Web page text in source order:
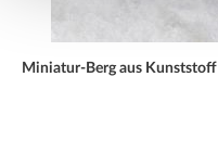
Miniatur-Berg aus Kunststoff